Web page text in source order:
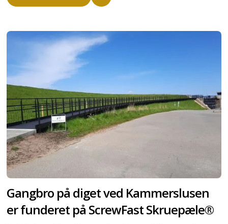
Gangbro på diget ved Kammerslusen
er funderet på ScrewFast Skruepæle®